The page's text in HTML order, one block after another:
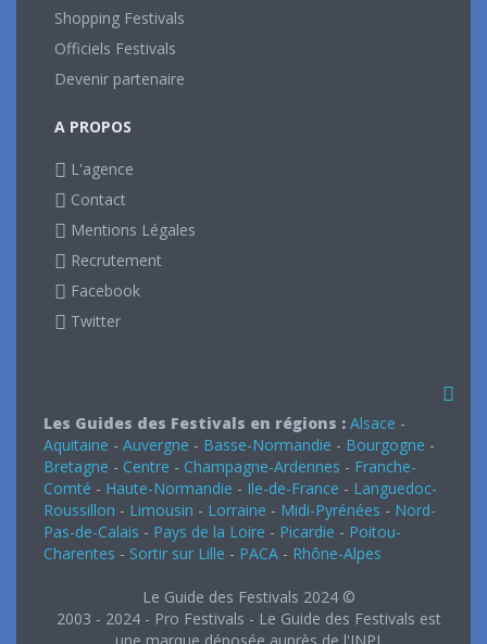
Shopping Festivals
Officiels Festivals
Devenir partenaire
A PROPOS
L'agence
Contact
Mentions Légales
Recrutement
Facebook
Twitter
Les Guides des Festivals en régions : Alsace -
Aquitaine - Auvergne - Basse-Normandie - Bourgogne -
Bretagne - Centre - Champagne-Ardennes - Franche-
Comté - Haute-Normandie - Ile-de-France - Languedoc-
Roussillon - Limousin - Lorraine - Midi-Pyrénées - Nord-
Pas-de-Calais - Pays de la Loire - Picardie - Poitou-
Charentes - Sortir sur Lille - PACA - Rhône-Alpes
Le Guide des Festivals 2024 ©
2003 - 2024 - Pro Festivals - Le Guide des Festivals est